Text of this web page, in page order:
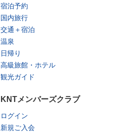
宿泊予約
国内旅行
交通＋宿泊
温泉
日帰り
高級旅館・ホテル
観光ガイド
KNTメンバーズクラブ
ログイン
新規ご入会